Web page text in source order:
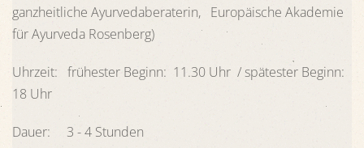
ganzheitliche Ayurvedaberaterin, Europäische Akademie
für Ayurveda Rosenberg)
Uhrzeit: frühester Beginn: 11.30 Uhr / spätester Beginn:
18 Uhr
Dauer: 3 - 4 Stunden